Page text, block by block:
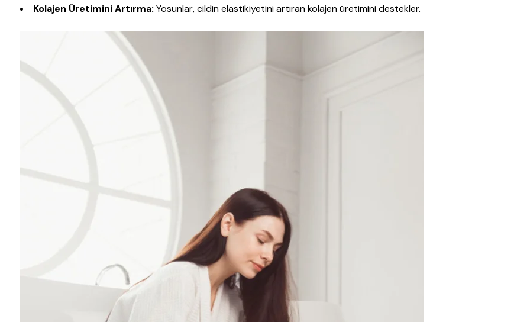
Kolajen Üretimini Artırma: Yosunlar, cildin elastikiyetini artıran kolajen üretimini destekler.